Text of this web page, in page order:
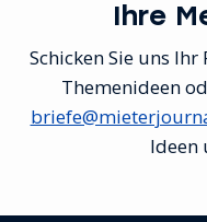
Ihre
Schicken Sie uns
Themenideen
Ideen